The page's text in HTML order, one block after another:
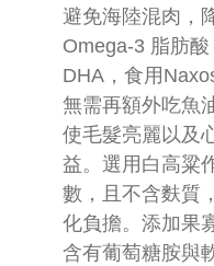
避免海陸混肉，
Omega-3 脂肪
DHA，食用
無需再額外吃魚
使毛髮亮麗以及
益。選用白高粱
數，且不含麩質
化負擔。添加果
含有葡萄糖胺與